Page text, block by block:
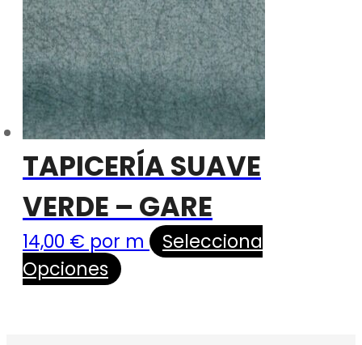
TAPICERÍA SUAVE
VERDE – GARE
14,00 € por m
Selecciona
Opciones